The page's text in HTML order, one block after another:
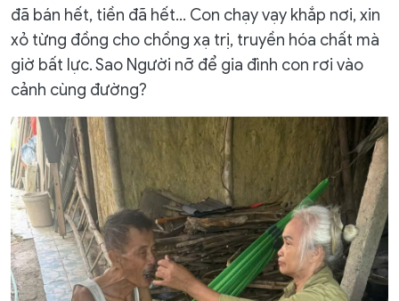
đã bán hết, tiền đã hết… Con chạy vạy khắp nơi, xin
xỏ từng đồng cho chồng xạ trị, truyền hóa chất mà
giờ bất lực. Sao Người nỡ để gia đình con rơi vào
cảnh cùng đường?